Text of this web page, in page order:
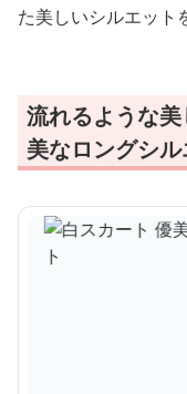
た美しいシルエット
流れるような
美なロングシル